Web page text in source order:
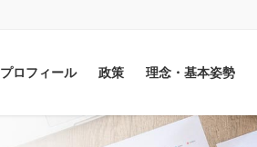
プロフィール 政策 理念・基本姿勢